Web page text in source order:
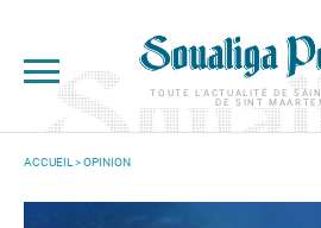
TOUTE L'ACTUALITÉ DE
DE SINT
ACCUEIL >OPINION